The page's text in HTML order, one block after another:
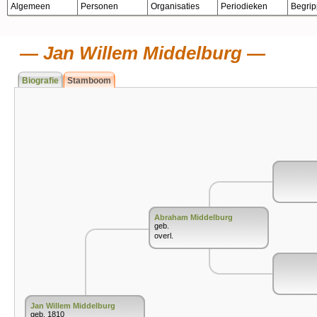
Algemeen Personen Organisaties Periodieken
Jan Willem Middelburg
Biografie Stamboom
Jan Willem Middelburg
geb. 1810
Abraham Middelburg
geb.
overl.